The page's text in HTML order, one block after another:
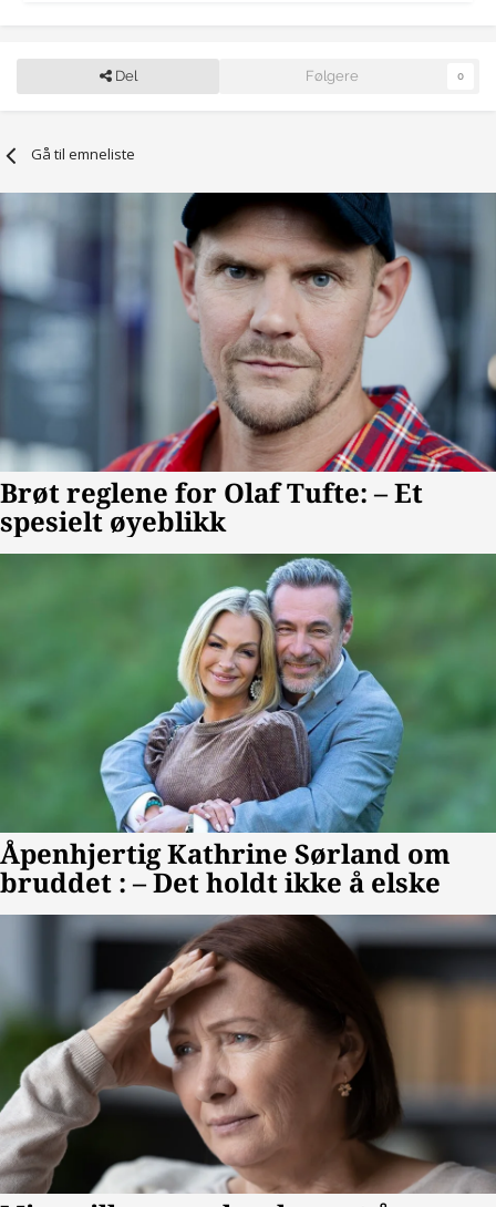
Del Følgere 0
Gå til emneliste